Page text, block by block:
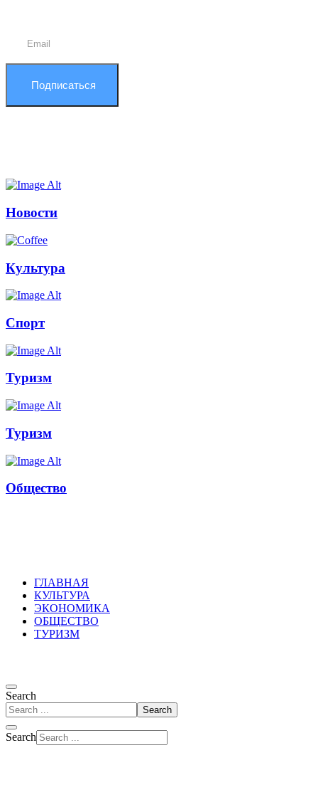
Подписаться
Новости
Культура
Спорт
Туризм
Туризм
Общество
ГЛАВНАЯ
КУЛЬТУРА
ЭКОНОМИКА
ОБЩЕСТВО
ТУРИЗМ
Search
Search
Search